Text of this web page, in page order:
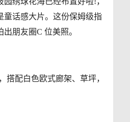
童话感大片。这份保姆级指
朋友圈C 位美照。
配白色欧式廊架、草坪，